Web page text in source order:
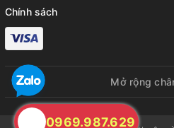
Chính sách
Mở rộng
0969.987.629